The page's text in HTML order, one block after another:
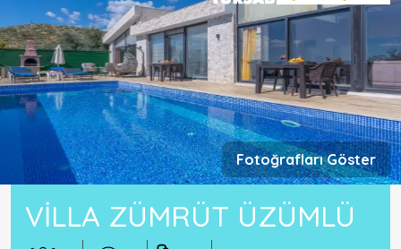
Fotoğrafları Göster
VILLA ZÜMRÜT ÜZÜMLÜ